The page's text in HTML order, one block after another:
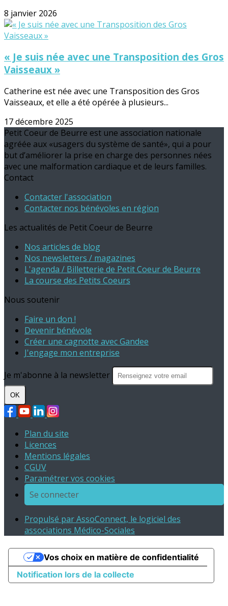
8 janvier 2026
« Je suis née avec une Transposition des Gros
Vaisseaux »
Catherine est née avec une Transposition des Gros
Vaisseaux, et elle a été opérée à plusieurs...
17 décembre 2025
Petit Coeur de Beurre est une association nationale
agréée aux «usagers du système de santé», qui a pour
but d’améliorer la prise en charge des personnes nées
avec une malformation cardiaque et de leurs familles.
Contact
Contacter l'association
Contacter nos bénévoles en région
Les actualités de Petit Coeur de Beurre
Nos articles de blog
Nos newsletters / magazines
L'agenda / Billetterie de Petit Coeur de Beurre
La course des Petits Coeurs
Nous soutenir
Faire un don !
Devenir bénévole
Créer une cagnotte avec Gandee
J'engage mon entreprise
Je m'abonne à la newsletter
OK
Plan du site
Licences
Mentions légales
CGUV
Paramétrer vos cookies
Se connecter
Propulsé par AssoConnect, le logiciel des
associations Médico-Sociales
Notification lors de la collecte
Vos choix en matière de confidentialité